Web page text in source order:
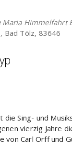
Himmelfahrt
Bad Tölz, 83646
Sing- und
vierzig Jahre
von Carl Orff und